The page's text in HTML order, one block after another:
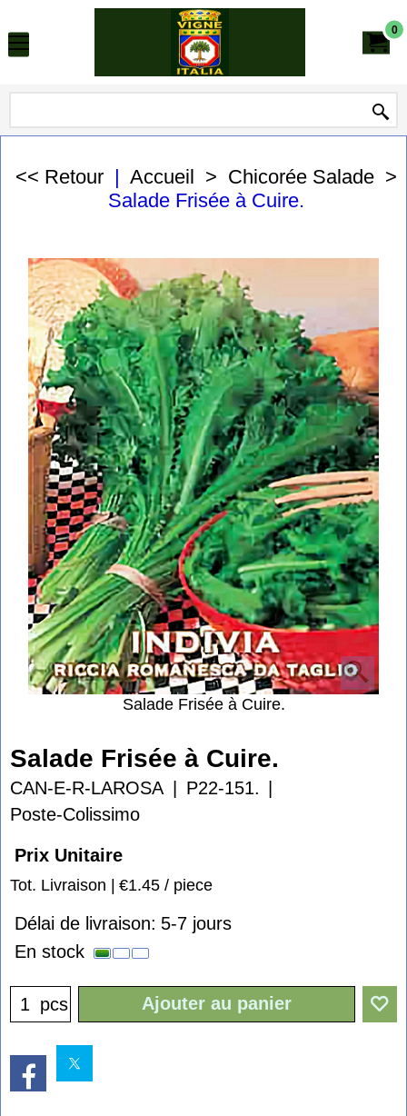
0
<< Retour | Accueil > Chicorée Salade>
Salade Frisée à Cuire.
Salade Frisée à Cuire.
Salade Frisée à Cuire.
CAN-E-R-LAROSA
P22-151.
Poste-Colissimo
Prix Unitaire
Tot. Livraison €1.45 / piece
Délai de livraison: 5-7 jours
En stock
pcs Ajouter au panier